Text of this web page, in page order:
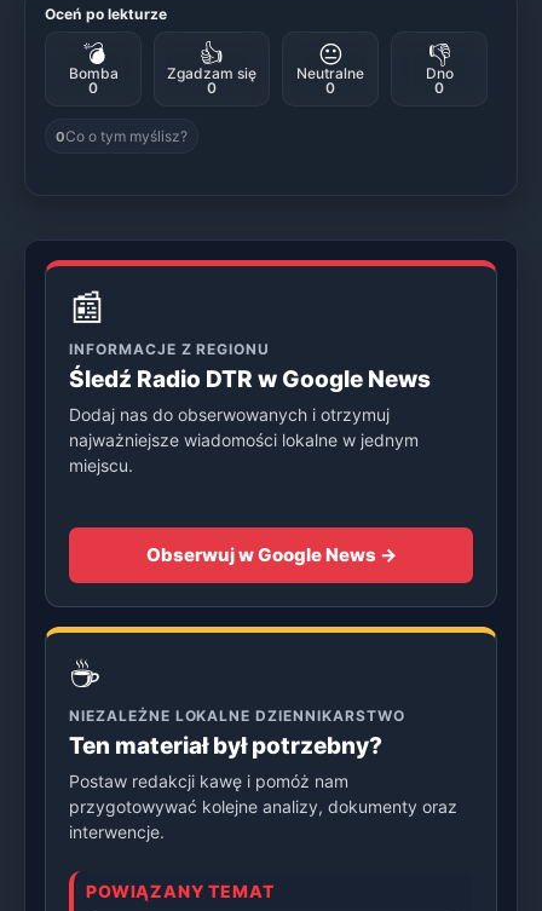
Oceń po lekturze
💣
Bomba
0
👍
Zgadzam się
0
😐
Neutralne
0
👎
Dno
0
0Co o tym myślisz?
📰
INFORMACJE Z REGIONU
Śledź Radio DTR w Google News
Dodaj nas do obserwowanych i otrzymuj
najważniejsze wiadomości lokalne w jednym
miejscu.
Obserwuj w Google News →
☕
NIEZALEŻNE LOKALNE DZIENNIKARSTWO
Ten materiał był potrzebny?
Postaw redakcji kawę i pomóż nam
przygotowywać kolejne analizy, dokumenty oraz
interwencje.
POWIĄZANY TEMAT